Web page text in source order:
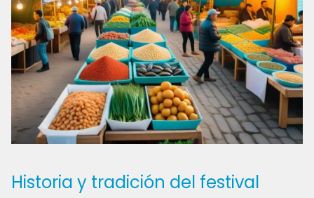
Historia y tradición del festival